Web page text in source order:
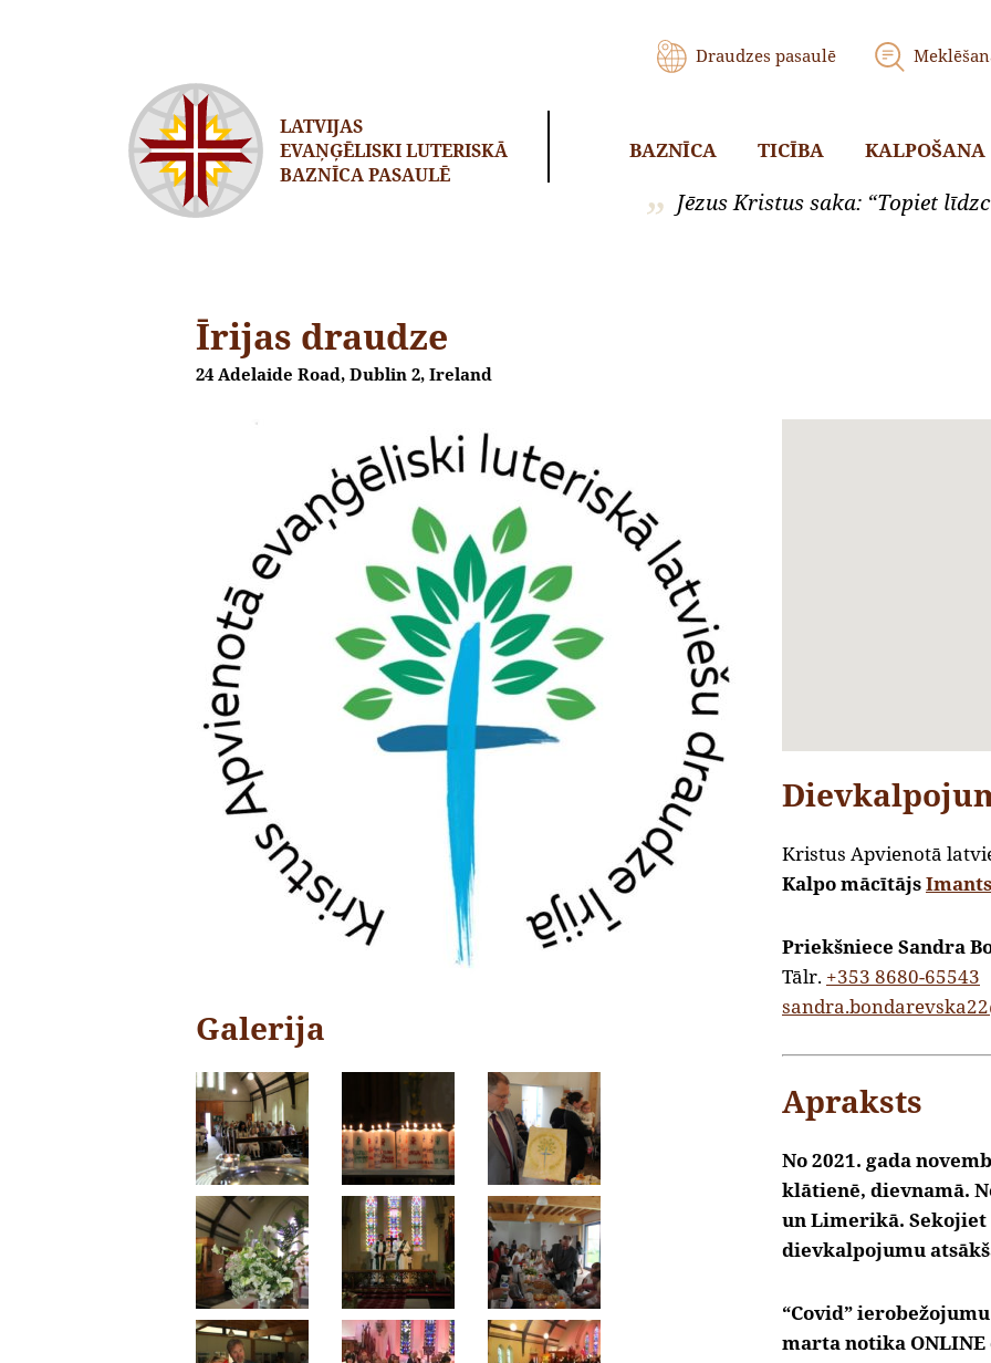
LATVIJAS
EVAŅĢĒLISKI LUTERISKĀ
BAZNĪCA PASAULĒ
Draudzes pasaulē
BAZNĪCA TICĪBA KALPOŠANA
Jēzus Kristus saka: “Topiet
Īrijas draudze
24 Adelaide Road, Dublin 2, Ireland
Galerija
Kristus Apvienotā
Kalpo mācītājs
Priekšniece Sandra
Tālr. +353 8680-65543
Apraksts
No 2021. gada
klātienē, dievnamā.
un Limerikā.
dievkalpojumu
“Covid”
marta notika